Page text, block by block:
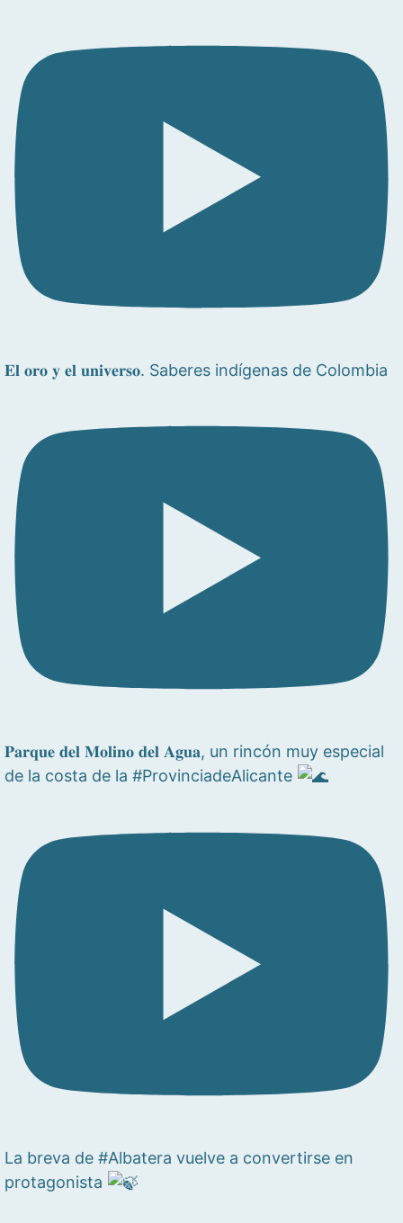
𝐄𝐥 𝐨𝐫𝐨 𝐲 𝐞𝐥 𝐮𝐧𝐢𝐯𝐞𝐫𝐬𝐨. Saberes indígenas de Colombia
𝐏𝐚𝐫𝐪𝐮𝐞 𝐝𝐞𝐥 𝐌𝐨𝐥𝐢𝐧𝐨 𝐝𝐞𝐥 𝐀𝐠𝐮𝐚, un rincón muy especial
de la costa de la #ProvinciadeAlicante
La breva de #Albatera vuelve a convertirse en
protagonista